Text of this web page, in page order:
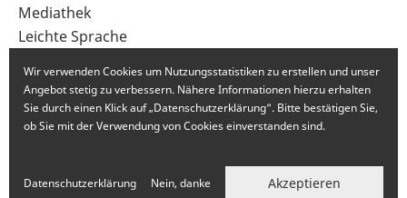
Mediathek
Leichte Sprache
Wir verwenden Cookies um Nutzungsstatistiken zu erstellen und unser
Angebot stetig zu verbessern. Nähere Informationen hierzu erhalten
Sie durch einen Klick auf „Datenschutzerklärung“. Bitte bestätigen Sie,
ob Sie mit der Verwendung von Cookies einverstanden sind.
Datenschutzerklärung Nein, danke Akzeptieren